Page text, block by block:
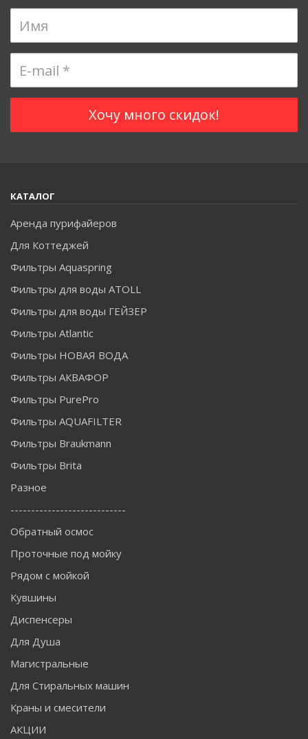
КАТАЛОГ
Аренда пурифайеров
Для Коттеджей
Фильтры Aquaspring
Фильтры для воды ATOLL
Фильтры для воды ГЕЙЗЕР
Фильтры Atlantic
Фильтры НОВАЯ ВОДА
Фильтры АКВАФОР
Фильтры PurePro
Фильтры AQUAFILTER
Фильтры Braukmann
Фильтры Brita
Разное
----------------------------
Обратный осмос
Проточные под мойку
Рядом с мойкой
Кувшины
Диспенсеры
Для Душа
Магистральные
Для Стиральных машин
Краны и смесители
АКЦИИ